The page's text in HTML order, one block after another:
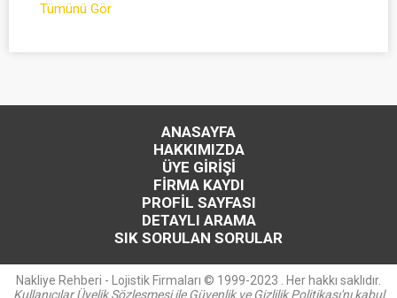
Tümünü Gör
ANASAYFA
HAKKIMIZDA
ÜYE GİRİŞİ
FİRMA KAYDI
PROFİL SAYFASI
DETAYLI ARAMA
SIK SORULAN SORULAR
Nakliye Rehberi - Lojistik Firmaları © 1999-2023 . Her hakkı saklıdır.
Kullanıcılar Üyelik Sözleşmesi ile Güvenlik ve Gizlilik Politikası'nı kabul